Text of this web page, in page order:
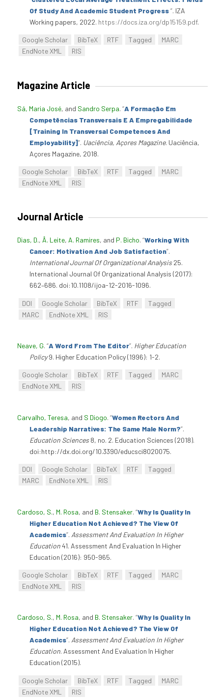
Of Study And Academic Student Progress”. IZA
Working papers, 2022. https://docs.iza.org/dp15159.pdf.
Google Scholar BibTeX RTF Tagged
MARC
EndNote XML
RIS
Magazine Article
Sá, Maria José, and Sandro Serpa. “A Formação Em
Competências Transversais E A Empregabilidade
[Training In Transversal Competences And
Employability]”. Uaciência, Açores Magazine. Uaciência,
Açores Magazine, 2018.
Google Scholar BibTeX RTF Tagged
MARC
EndNote XML
RIS
Journal Article
Dias, D., Â. Leite, A. Ramires, and P. Bicho. “Working With
Cancer: Motivation And Job Satisfaction”.
International Journal Of Organizational Analysis25.
International Journal Of Organizational Analysis (2017):
662–686. doi:10.1108/ijoa-12-2016-1096.
DOI Google Scholar BibTeX RTF
Tagged
MARC
EndNote XML RIS
Neave, G. “A Word From The Editor”. Higher Education
Policy9. Higher Education Policy (1996): 1-2.
Google Scholar BibTeX RTF Tagged
MARC
EndNote XML
RIS
Carvalho, Teresa, and S Diogo. “Women Rectors And
Leadership Narratives: The Same Male Norm?”.
Education Sciences8, no. 2. Education Sciences (2018).
doi:http://dx.doi.org/10.3390/educsci8020075.
DOI Google Scholar BibTeX RTF
Tagged
MARC
EndNote XML RIS
Cardoso, S., M. Rosa, and B. Stensaker. “Why Is Quality In
Higher Education Not Achieved? The View Of
Academics”. Assessment And Evaluation In Higher
Education41. Assessment And Evaluation In Higher
Education (2016): 950-965.
Google Scholar BibTeX RTF Tagged
MARC
EndNote XML
RIS
Cardoso, S., M. Rosa, and B. Stensaker. “Why Is Quality In
Higher Education Not Achieved? The View Of
Academics”. Assessment And Evaluation In Higher
Education. Assessment And Evaluation In Higher
Education (2015).
Google Scholar BibTeX RTF Tagged
MARC
EndNote XML
RIS